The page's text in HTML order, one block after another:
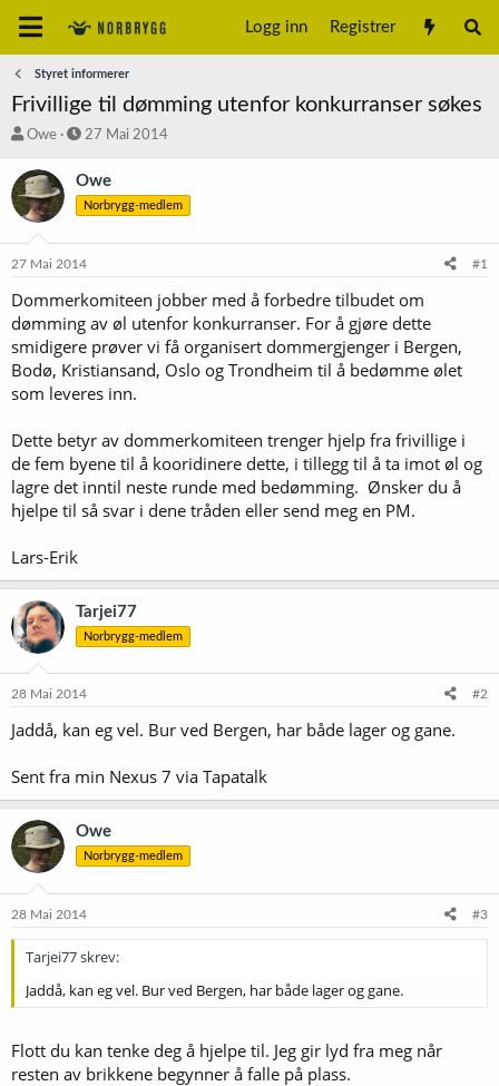
Logg inn Registrer
Styret informerer
Frivillige til dømming utenfor konkurranser søkes
T
å
d
s
t
r
Owe
S
a
r
t
o
27 Mai 2014
Owe
Norbrygg-medlem
27 Mai 2014 #1
Dommerkomiteen jobber med å forbedre tilbudet om
dømming av øl utenfor konkurranser. For å gjøre dette
smidigere prøver vi få organisert dommergjenger i Bergen,
Bodø, Kristiansand, Oslo og Trondheim til å bedømme ølet
som leveres inn.
Dette betyr av dommerkomiteen trenger hjelp fra frivillige i
de fem byene til å kooridinere dette, i tillegg til å ta imot øl og
lagre det inntil neste runde med bedømming. Ønsker du å
hjelpe til så svar i dene tråden eller send meg en PM.
Lars-Erik
Tarjei77
Norbrygg-medlem
28 Mai 2014 #2
Jaddå, kan eg vel. Bur ved Bergen, har både lager og gane.
Sent fra min Nexus 7 via Tapatalk
Owe
Norbrygg-medlem
28 Mai 2014 #3
Tarjei77 skrev:
Jaddå, kan eg vel. Bur ved Bergen, har både lager og gane.
Flott du kan tenke deg å hjelpe til. Jeg gir lyd fra meg når
resten av brikkene begynner å falle på plass.